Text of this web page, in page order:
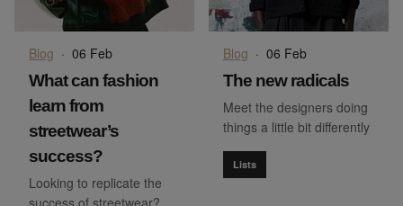
Blog · 06 Feb
What can fashion
learn from
streetwear’s
success?
Looking to replicate the
success of streetwear?
Blog · 06 Feb
The new radicals
Meet the designers doing
things a little bit differently
Lists